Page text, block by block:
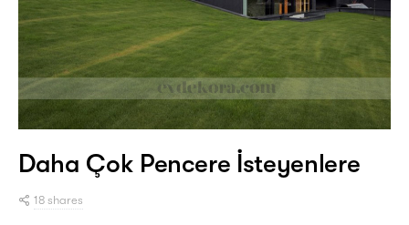
Daha Çok Pencere İsteyenlere
18 shares